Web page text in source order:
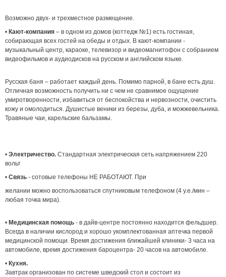
Возможно двух- и трехместное размещение.
• Кают-компания – в одном из домов (коттедж №1) есть гостиная,
собирающая всех гостей на обеды и отдых. В кают-компании -
музыкальный центр, караоке, телевизор и видеомагнитофон с собранием
видеофильмов и аудиодисков на русском и английском языке.
Русская баня – работает каждый день. Помимо парной, в бане есть душ.
Отличная возможность получить ни с чем не сравнимое ощущение
умиротворенности, избавиться от беспокойства и нервозности, очистить
кожу и омолодиться. Душистые веники из березы, дуба, и можжевельника.
Травяные чаи, карельские бальзамы.
• Электричество. Стандартная электрическая сеть напряжением 220
вольт
• Связь - сотовые телефоны НЕ РАБОТАЮТ. При
желании можно воспользоваться спутниковым телефоном (4 у.е./мин –
любая точка мира).
• Медицинская помощь - в дайв-центре постоянно находится фельдшер.
Всегда в наличии кислород и хорошо укомплектованная аптечка первой
медицинской помощи. Время достижения ближайшей клиники- 3 часа на
автомобиле, время достижения бароцентра- 20 часов на автомобиле.
• Кухня.
Завтрак организован по системе шведский стол и состоит из